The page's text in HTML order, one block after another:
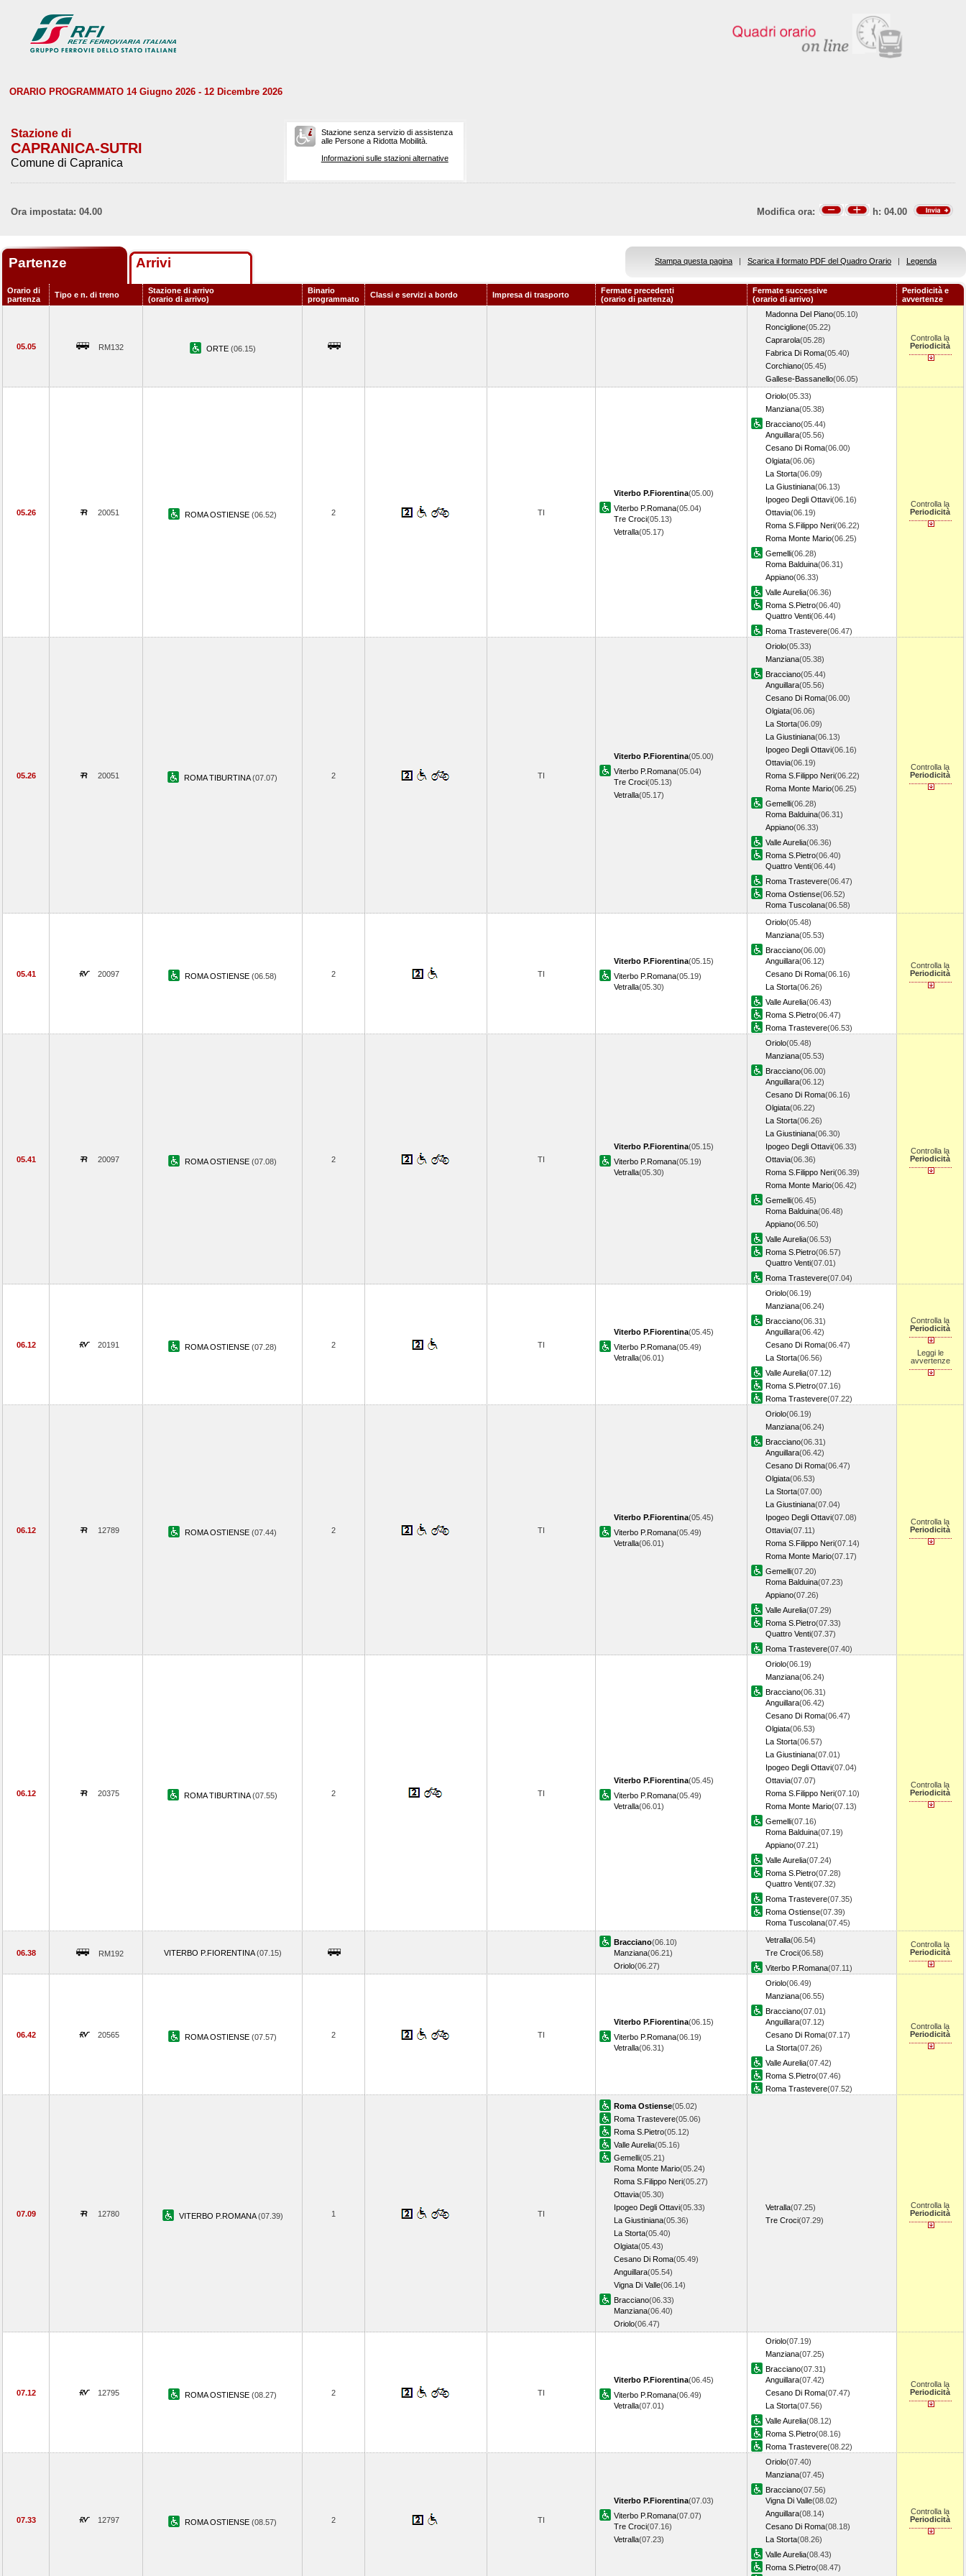
ORARIO PROGRAMMATO 14 Giugno 2026 - 12 Dicembre 2026
Stazione di
CAPRANICA-SUTRI
Comune di Capranica
Stazione senza servizio di assistenza
alle Persone a Ridotta Mobilità.
Informazioni sulle stazioni alternative
Ora impostata: 04.00 Modifica ora: h: 04.00
Partenze Arrivi Stampa questa pagina | Scarica il formato PDF del Quadro Orario | Legenda
Orario di
partenza
Tipo e n. di treno
Stazione di arrivo
(orario di arrivo)
Binario
programmato
Classi e servizi a bordo Impresa di trasporto
Fermate precedenti
(orario di partenza)
Fermate successive
(orario di arrivo)
Periodicità e
avvertenze
05.05 RM132 ORTE (06.15)
Madonna Del Piano(05.10)
Ronciglione(05.22)
Caprarola(05.28)
Fabrica Di Roma(05.40)
Corchiano(05.45)
Gallese-Bassanello(06.05)
Controlla la
Periodicità
05.26 20051 ROMA OSTIENSE (06.52) 2 TI
Viterbo P.Fiorentina(05.00)
Viterbo P.Romana(05.04)
Tre Croci(05.13)
Vetralla(05.17)
Oriolo(05.33)
Manziana(05.38)
Bracciano(05.44)
Anguillara(05.56)
Cesano Di Roma(06.00)
Olgiata(06.06)
La Storta(06.09)
La Giustiniana(06.13)
Ipogeo Degli Ottavi(06.16)
Ottavia(06.19)
Roma S.Filippo Neri(06.22)
Roma Monte Mario(06.25)
Gemelli(06.28)
Roma Balduina(06.31)
Appiano(06.33)
Valle Aurelia(06.36)
Roma S.Pietro(06.40)
Quattro Venti(06.44)
Roma Trastevere(06.47)
Controlla la
Periodicità
05.26 20051 ROMA TIBURTINA(07.07) 2 TI
Viterbo P.Fiorentina(05.00)
Viterbo P.Romana(05.04)
Tre Croci(05.13)
Vetralla(05.17)
Oriolo(05.33)
Manziana(05.38)
Bracciano(05.44)
Anguillara(05.56)
Cesano Di Roma(06.00)
Olgiata(06.06)
La Storta(06.09)
La Giustiniana(06.13)
Ipogeo Degli Ottavi(06.16)
Ottavia(06.19)
Roma S.Filippo Neri(06.22)
Roma Monte Mario(06.25)
Gemelli(06.28)
Roma Balduina(06.31)
Appiano(06.33)
Valle Aurelia(06.36)
Roma S.Pietro(06.40)
Quattro Venti(06.44)
Roma Trastevere(06.47)
Roma Ostiense(06.52)
Roma Tuscolana(06.58)
Controlla la
Periodicità
05.41 20097 ROMA OSTIENSE (06.58) 2 TI
Viterbo P.Fiorentina(05.15)
Viterbo P.Romana(05.19)
Vetralla(05.30)
Oriolo(05.48)
Manziana(05.53)
Bracciano(06.00)
Anguillara(06.12)
Cesano Di Roma(06.16)
La Storta(06.26)
Valle Aurelia(06.43)
Roma S.Pietro(06.47)
Roma Trastevere(06.53)
Controlla la
Periodicità
05.41 20097 ROMA OSTIENSE (07.08) 2 TI
Viterbo P.Fiorentina(05.15)
Viterbo P.Romana(05.19)
Vetralla(05.30)
Oriolo(05.48)
Manziana(05.53)
Bracciano(06.00)
Anguillara(06.12)
Cesano Di Roma(06.16)
Olgiata(06.22)
La Storta(06.26)
La Giustiniana(06.30)
Ipogeo Degli Ottavi(06.33)
Ottavia(06.36)
Roma S.Filippo Neri(06.39)
Roma Monte Mario(06.42)
Gemelli(06.45)
Roma Balduina(06.48)
Appiano(06.50)
Valle Aurelia(06.53)
Roma S.Pietro(06.57)
Quattro Venti(07.01)
Roma Trastevere(07.04)
Controlla la
Periodicità
06.12 20191 ROMA OSTIENSE (07.28) 2 TI
Viterbo P.Fiorentina(05.45)
Viterbo P.Romana(05.49)
Vetralla(06.01)
Oriolo(06.19)
Manziana(06.24)
Bracciano(06.31)
Anguillara(06.42)
Cesano Di Roma(06.47)
La Storta(06.56)
Valle Aurelia(07.12)
Roma S.Pietro(07.16)
Roma Trastevere(07.22)
Controlla la
Periodicità
Leggi le
avvertenze
06.12 12789 ROMA OSTIENSE (07.44) 2 TI
Viterbo P.Fiorentina(05.45)
Viterbo P.Romana(05.49)
Vetralla(06.01)
Oriolo(06.19)
Manziana(06.24)
Bracciano(06.31)
Anguillara(06.42)
Cesano Di Roma(06.47)
Olgiata(06.53)
La Storta(07.00)
La Giustiniana(07.04)
Ipogeo Degli Ottavi(07.08)
Ottavia(07.11)
Roma S.Filippo Neri(07.14)
Roma Monte Mario(07.17)
Gemelli(07.20)
Roma Balduina(07.23)
Appiano(07.26)
Valle Aurelia(07.29)
Roma S.Pietro(07.33)
Quattro Venti(07.37)
Roma Trastevere(07.40)
Controlla la
Periodicità
06.12 20375 ROMA TIBURTINA(07.55) 2 TI
Viterbo P.Fiorentina(05.45)
Viterbo P.Romana(05.49)
Vetralla(06.01)
Oriolo(06.19)
Manziana(06.24)
Bracciano(06.31)
Anguillara(06.42)
Cesano Di Roma(06.47)
Olgiata(06.53)
La Storta(06.57)
La Giustiniana(07.01)
Ipogeo Degli Ottavi(07.04)
Ottavia(07.07)
Roma S.Filippo Neri(07.10)
Roma Monte Mario(07.13)
Gemelli(07.16)
Roma Balduina(07.19)
Appiano(07.21)
Valle Aurelia(07.24)
Roma S.Pietro(07.28)
Quattro Venti(07.32)
Roma Trastevere(07.35)
Roma Ostiense(07.39)
Roma Tuscolana(07.45)
Controlla la
Periodicità
06.38 RM192 VITERBO P.FIORENTINA(07.15)
Bracciano(06.10)
Manziana(06.21)
Oriolo(06.27)
Vetralla(06.54)
Tre Croci(06.58)
Viterbo P.Romana(07.11)
Controlla la
Periodicità
06.42 20565 ROMA OSTIENSE (07.57) 2 TI
Viterbo P.Fiorentina(06.15)
Viterbo P.Romana(06.19)
Vetralla(06.31)
Oriolo(06.49)
Manziana(06.55)
Bracciano(07.01)
Anguillara(07.12)
Cesano Di Roma(07.17)
La Storta(07.26)
Valle Aurelia(07.42)
Roma S.Pietro(07.46)
Roma Trastevere(07.52)
Controlla la
Periodicità
07.09 12780 VITERBO P.ROMANA(07.39) 1 TI
Roma Ostiense(05.02)
Roma Trastevere(05.06)
Roma S.Pietro(05.12)
Valle Aurelia(05.16)
Gemelli(05.21)
Roma Monte Mario(05.24)
Roma S.Filippo Neri(05.27)
Ottavia(05.30)
Ipogeo Degli Ottavi(05.33)
La Giustiniana(05.36)
La Storta(05.40)
Olgiata(05.43)
Cesano Di Roma(05.49)
Anguillara(05.54)
Vigna Di Valle(06.14)
Bracciano(06.33)
Manziana(06.40)
Oriolo(06.47)
Vetralla(07.25)
Tre Croci(07.29)
Controlla la
Periodicità
07.12 12795 ROMA OSTIENSE (08.27) 2 TI
Viterbo P.Fiorentina(06.45)
Viterbo P.Romana(06.49)
Vetralla(07.01)
Oriolo(07.19)
Manziana(07.25)
Bracciano(07.31)
Anguillara(07.42)
Cesano Di Roma(07.47)
La Storta(07.56)
Valle Aurelia(08.12)
Roma S.Pietro(08.16)
Roma Trastevere(08.22)
Controlla la
Periodicità
07.33 12797 ROMA OSTIENSE (08.57) 2 TI
Viterbo P.Fiorentina(07.03)
Viterbo P.Romana(07.07)
Tre Croci(07.16)
Vetralla(07.23)
Oriolo(07.40)
Manziana(07.45)
Bracciano(07.56)
Vigna Di Valle(08.02)
Anguillara(08.14)
Cesano Di Roma(08.18)
La Storta(08.26)
Valle Aurelia(08.43)
Roma S.Pietro(08.47)
Controlla la
Periodicità